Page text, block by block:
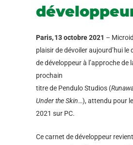
Paris, 13 octobre 2021 –
plaisir de dévoiler aujourd’hui le
de développeur à l’approche de
prochain
titre de Pendulo Studios (
Under the Skin…), attendu pour
2021 sur PC.
Ce carnet de développeur